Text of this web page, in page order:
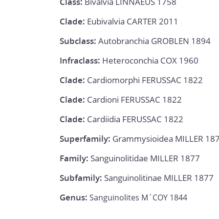
Clade: Eubivalvia CARTER 2011
Subclass: Autobranchia GROBLEN 1894
Infraclass: Heteroconchia COX 1960
Clade: Cardiomorphi FERUSSAC 1822
Clade: Cardioni FERUSSAC 1822
Clade: Cardiidia FERUSSAC 1822
Superfamily: Grammysioidea MILLER
Family: Sanguinolitidae MILLER 1877
Subfamily: Sanguinolitinae MILLER 1877
Genus: Sanguinolites M´COY 1844